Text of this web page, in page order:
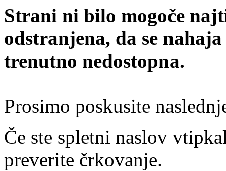
Strani ni bilo mogoče
odstranjena, da se
trenutno nedostopna.
Prosimo poskusite
Če ste spletni naslov
preverite črkovanje.